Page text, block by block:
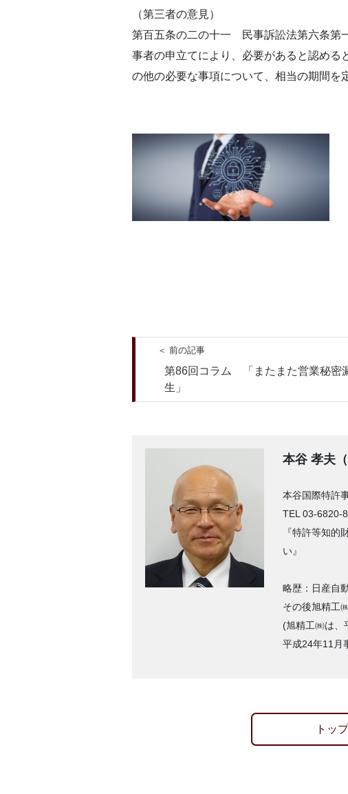
（第三者の意見）
第百五条の二の十一 民事訴訟法第六条第
事者の申立てにより、必要があると認める
の他の必要な事項について、相当の期間を
＜ 前の記事
第86回コラム 「またまた営業秘密
生」
本谷 孝夫
本谷国際特許
TEL 03-6820-
『特許等知的
い』
略歴：日産自
その後旭精工
(旭精工㈱は、
平成24年11月
トッ